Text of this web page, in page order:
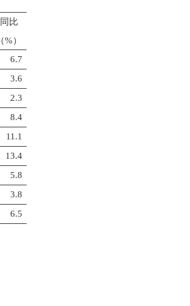
比
%）
6.7
3.6
2.3
8.4
11.1
13.4
5.8
3.8
6.5